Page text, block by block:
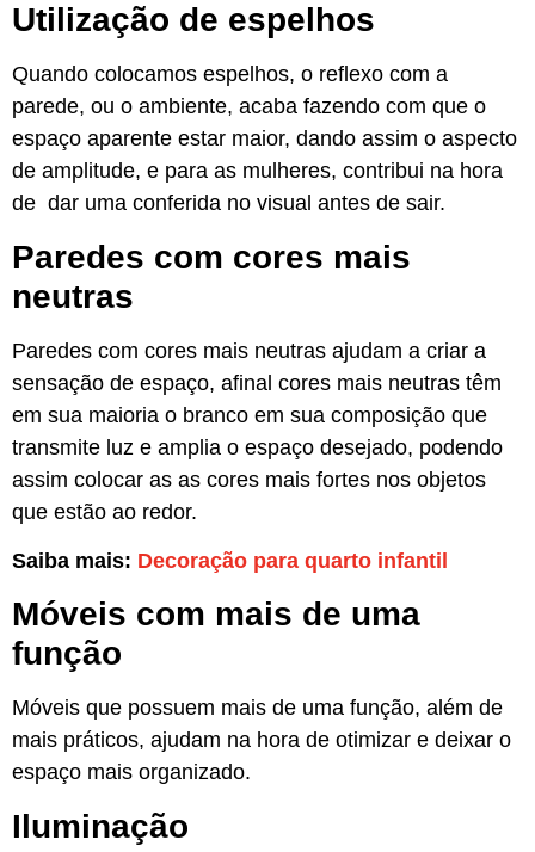
Utilização de espelhos
Quando colocamos espelhos, o reflexo com a
parede, ou o ambiente, acaba fazendo com que o
espaço aparente estar maior, dando assim o aspecto
de amplitude, e para as mulheres, contribui na hora
de dar uma conferida no visual antes de sair.
Paredes com cores mais
neutras
Paredes com cores mais neutras ajudam a criar a
sensação de espaço, afinal cores mais neutras têm
em sua maioria o branco em sua composição que
transmite luz e amplia o espaço desejado, podendo
assim colocar as as cores mais fortes nos objetos
que estão ao redor.
Saiba mais: Decoração para quarto infantil
Móveis com mais de uma
função
Móveis que possuem mais de uma função, além de
mais práticos, ajudam na hora de otimizar e deixar o
espaço mais organizado.
Iluminação